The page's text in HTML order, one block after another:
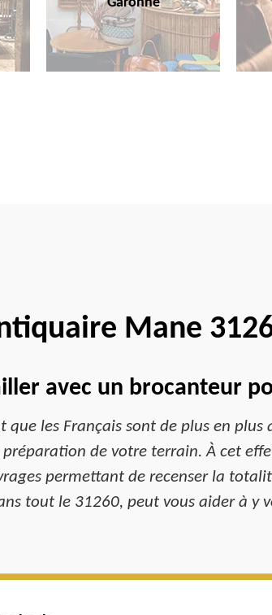
Mane
avec un brocanteur
les Français sont de plus en
de votre terrain. À cet
permettant de recenser la
tout le 31260, peut vous aider à y